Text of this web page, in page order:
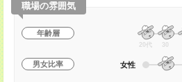
職場の雰囲気
年齢層
20代 30
男女比率 女性